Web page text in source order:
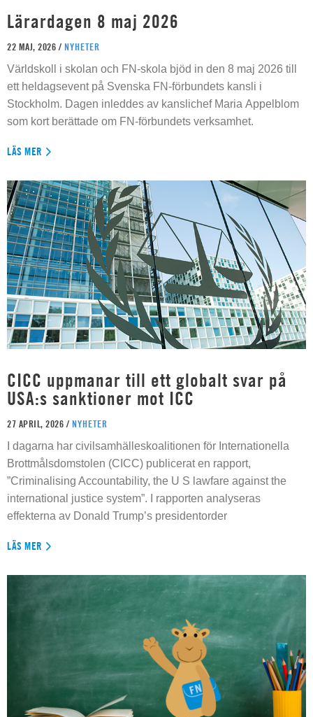
Lärardagen 8 maj 2026
22 MAJ, 2026 / NYHETER
Världskoll i skolan och FN-skola bjöd in den 8 maj 2026 till
ett heldagsevent på Svenska FN-förbundets kansli i
Stockholm. Dagen inleddes av kanslichef Maria Appelblom
som kort berättade om FN-förbundets verksamhet.
LÄS MER
CICC uppmanar till ett globalt svar på
USA:s sanktioner mot ICC
27 APRIL, 2026 / NYHETER
I dagarna har civilsamhälleskoalitionen för Internationella
Brottmålsdomstolen (CICC) publicerat en rapport,
”Criminalising Accountability, the U S lawfare against the
international justice system”. I rapporten analyseras
effekterna av Donald Trump’s presidentorder
LÄS MER